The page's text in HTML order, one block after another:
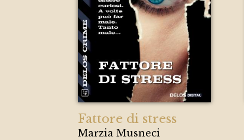
Fattore di stress
Marzia Musneci